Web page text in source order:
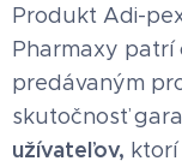
Produkt Adi-
Pharmaxy patrí
predávaným
skutočnosť
užívateľov,